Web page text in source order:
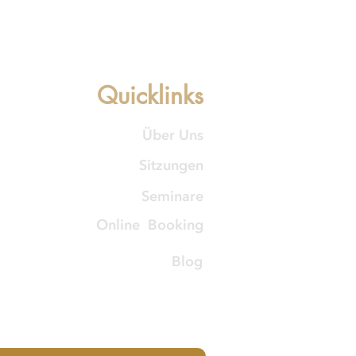
Quicklinks
Über Uns
Sitzungen
Seminare
Online Booking
Blog